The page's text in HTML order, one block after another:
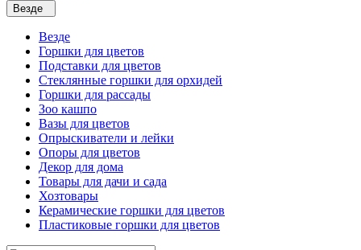
Везде
Везде
Горшки для цветов
Подставки для цветов
Стеклянные горшки для орхидей
Горшки для рассады
Зоо кашпо
Вазы для цветов
Опрыскиватели и лейки
Опоры для цветов
Декор для дома
Товары для дачи и сада
Хозтовары
Керамические горшки для цветов
Пластиковые горшки для цветов